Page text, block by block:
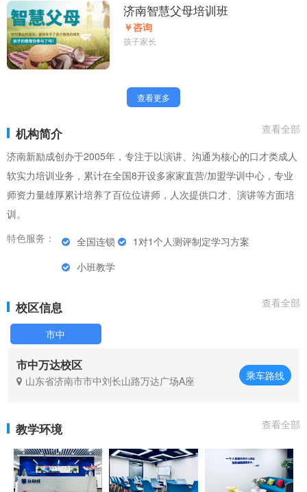
济南智慧父母培训班
￥咨询
孩子家长
查看更多
机构简介
查看全部
济南新励成创办于2005年，专注于以演讲、沟通为核心的口才类成人
软实力培训业务，累计在全国8开设多家家直营/加盟学训中心，专业
师资力量雄厚累计培养了百位位讲师，人次提供口才、演讲等方面培
训。
特色服务：
全国连锁
1对1个人测评制定学习方案
小班教学
校区信息 查看全部
市中
市中万达校区
山东省济南市市中刘长山路万达广场A座 乘车路线
教学环境 查看全部